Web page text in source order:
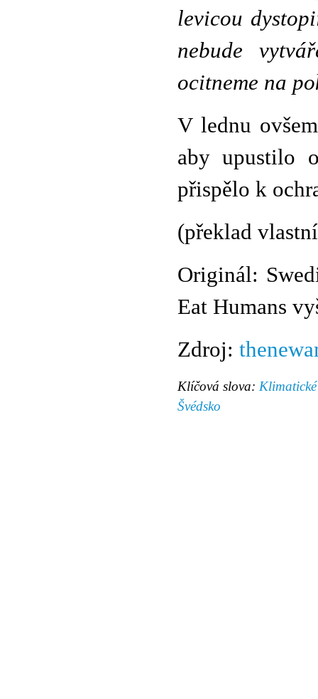
levicou
nebude
ocitneme na
V lednu
aby upustilo
přispělo k
(překlad
Originál:
Eat Humans
Zdroj:
Klíčová slova: Klimatické
Švédsko